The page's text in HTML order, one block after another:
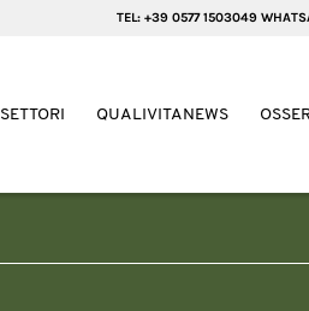
TEL: +39 0577 1503049
SETTORI QUALIVITANEWS